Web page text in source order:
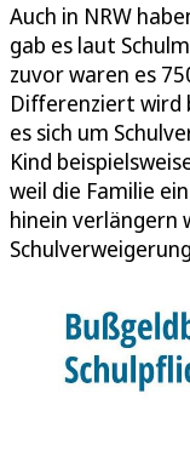
Auch in NRW
gab es laut
zuvor waren es
Differenziert wird
es sich um
Kind
weil die Familie
hinein verlängern